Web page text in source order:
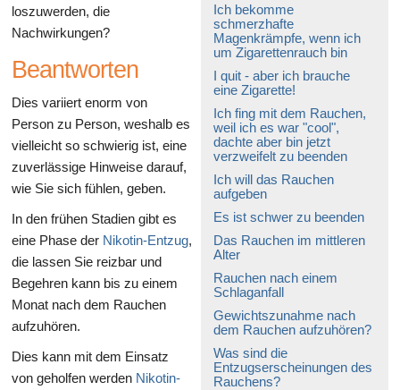
Ich bekomme
schmerzhafte
Magenkrämpfe, wenn ich
um Zigarettenrauch bin
I quit - aber ich brauche
eine Zigarette!
Ich fing mit dem Rauchen,
weil ich es war "cool",
dachte aber bin jetzt
verzweifelt zu beenden
Ich will das Rauchen
aufgeben
Es ist schwer zu beenden
Das Rauchen im mittleren
Alter
Rauchen nach einem
Schlaganfall
Gewichtszunahme nach
dem Rauchen aufzuhören?
Was sind die
Entzugserscheinungen des
Rauchens?
loszuwerden, die
Nachwirkungen?
Beantworten
Dies variiert enorm von
Person zu Person, weshalb es
vielleicht so schwierig ist, eine
zuverlässige Hinweise darauf,
wie Sie sich fühlen, geben.
In den frühen Stadien gibt es
eine Phase der Nikotin-Entzug,
die lassen Sie reizbar und
Begehren kann bis zu einem
Monat nach dem Rauchen
aufzuhören.
Dies kann mit dem Einsatz
von geholfen werden Nikotin-